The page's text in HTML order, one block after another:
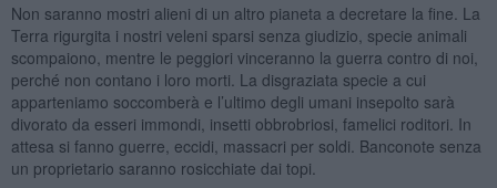
Non saranno mostri alieni di un altro pianeta a decretare la fine. La
Terra rigurgita i nostri veleni sparsi senza giudizio, specie animali
scompaiono, mentre le peggiori vinceranno la guerra contro di noi,
perché non contano i loro morti. La disgraziata specie a cui
apparteniamo soccomberà e l’ultimo degli umani insepolto sarà
divorato da esseri immondi, insetti obbrobriosi, famelici roditori. In
attesa si fanno guerre, eccidi, massacri per soldi. Banconote senza
un proprietario saranno rosicchiate dai topi.